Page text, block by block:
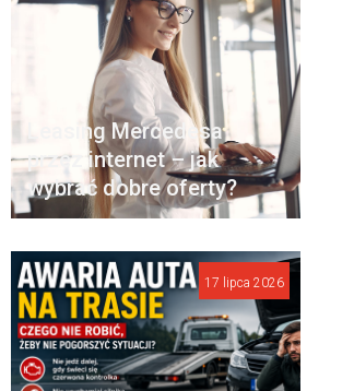
Leasing Mercedesa
przez internet – jak
wybrać dobre oferty?
17 lipca 2026